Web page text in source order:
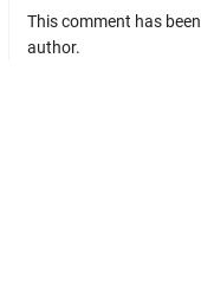
This comment has
author.